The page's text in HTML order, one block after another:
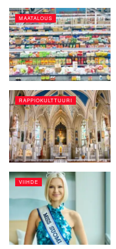
MAATALOUS
RAPPIOKULTTUURI
VIIHDE